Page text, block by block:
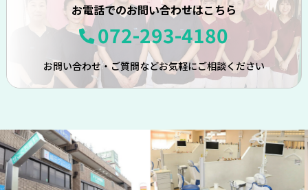
お電話でのお問い合わせはこちら
072-293-4180
お問い合わせ・ご質問などお気軽にご相談ください